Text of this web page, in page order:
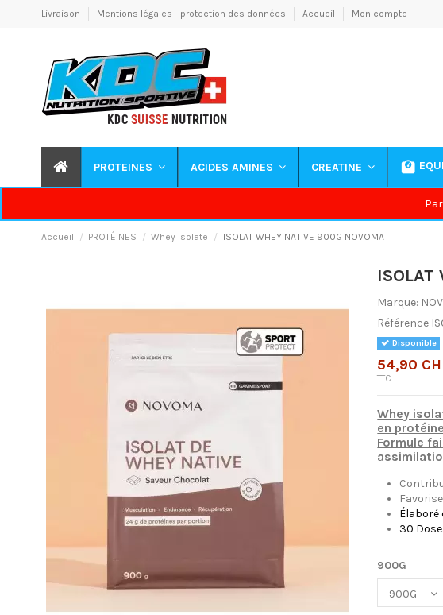
Livraison Mentions légales - protection des données Accueil Mon compte
PROTEINES ACIDES AMINES CREATINE
Accueil PROTÉINES Whey Isolate ISOLAT WHEY NATIVE 900G NOVOMA
ISOLAT
Marque:
Référence
Disponible
54,90
TTC
Whey
en
Formule
Élaboré
30
900G